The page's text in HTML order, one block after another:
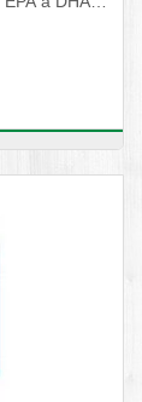
dobrého
250
KÚPIŤ